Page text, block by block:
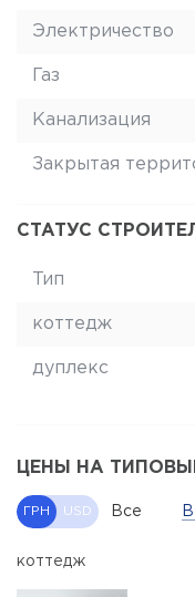
Электричество
Газ
Канализация
Закрытая
СТАТУС
Тип
коттедж
дуплекс
ЦЕНЫ НА
ГРН USD Все
коттедж